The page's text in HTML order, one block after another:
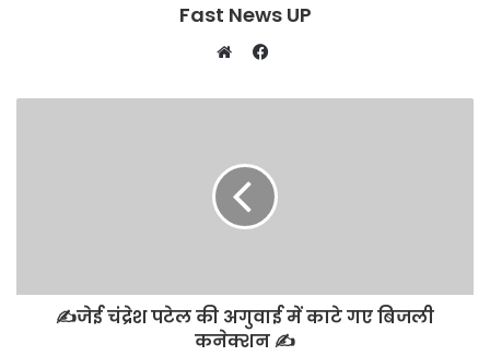
Fast News UP
Facebook
✍️जेई चंद्रेश पटेल की अगुवाई में काटे गए बिजली
कनेक्शन ✍️